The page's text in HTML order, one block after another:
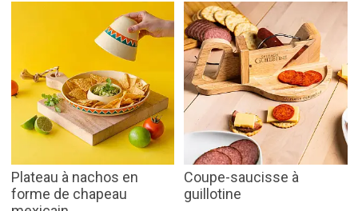
Plateau à nachos en
forme de chapeau
Coupe-saucisse à
guillotine